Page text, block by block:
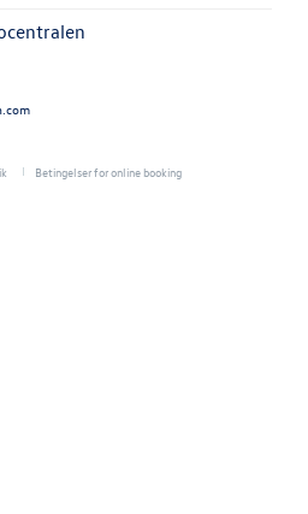
Betingelser for online booking